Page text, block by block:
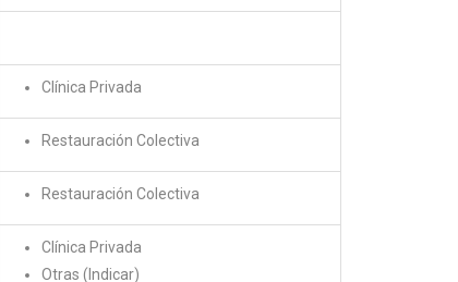
Clínica Privada
Restauración Colectiva
Restauración Colectiva
Clínica Privada
Otras (Indicar)